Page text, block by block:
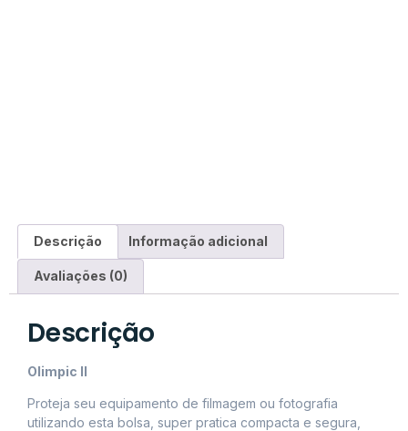
Descrição Informação adicional
Avaliações (0)
Descrição
Olimpic II
Proteja seu equipamento de filmagem ou fotografia
utilizando esta bolsa, super pratica compacta e segura,